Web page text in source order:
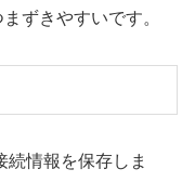
ずきやすいです。
続情報を保存しま